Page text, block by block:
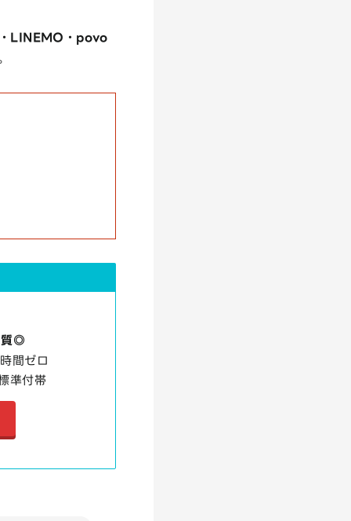
・LINEMO・povo
質◎
間ゼロ
準付帯